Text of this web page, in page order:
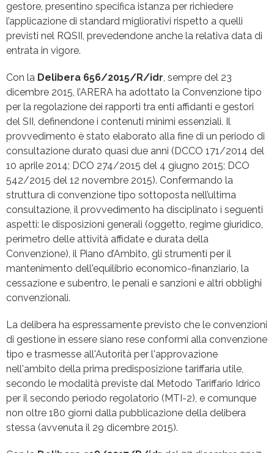
gestore, presentino specifica istanza per richiedere
l’applicazione di standard migliorativi rispetto a quelli
previsti nel RQSII, prevedendone anche la relativa data di
entrata in vigore.
Con la Delibera 656/2015/R/idr, sempre del 23
dicembre 2015, l’ARERA ha adottato la Convenzione tipo
per la regolazione dei rapporti tra enti affidanti e gestori
del SII, definendone i contenuti minimi essenziali. Il
provvedimento è stato elaborato alla fine di un periodo di
consultazione durato quasi due anni (DCCO 171/2014 del
10 aprile 2014; DCO 274/2015 del 4 giugno 2015; DCO
542/2015 del 12 novembre 2015). Confermando la
struttura di convenzione tipo sottoposta nell’ultima
consultazione, il provvedimento ha disciplinato i seguenti
aspetti: le disposizioni generali (oggetto, regime giuridico,
perimetro delle attività affidate e durata della
Convenzione), il Piano d’Ambito, gli strumenti per il
mantenimento dell'equilibrio economico-finanziario, la
cessazione e subentro, le penali e sanzioni e altri obblighi
convenzionali.
La delibera ha espressamente previsto che le convenzioni
di gestione in essere siano rese conformi alla convenzione
tipo e trasmesse all'Autorità per l'approvazione
nell'ambito della prima predisposizione tariffaria utile,
secondo le modalità previste dal Metodo Tariffario Idrico
per il secondo periodo regolatorio (MTI-2), e comunque
non oltre 180 giorni dalla pubblicazione della delibera
stessa (avvenuta il 29 dicembre 2015).